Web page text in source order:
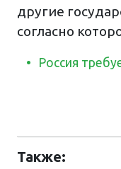
другие
согласно
Россия
Также: